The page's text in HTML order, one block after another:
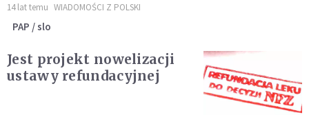
14 lat temu WIADOMOŚCI Z POLSKI
PAP / slo
Jest projekt nowelizacji
ustawy refundacyjnej